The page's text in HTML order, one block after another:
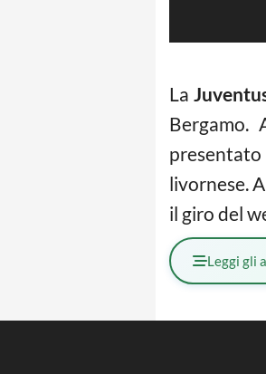
La
Bergamo.
livornese.
il giro del
Leggi gli